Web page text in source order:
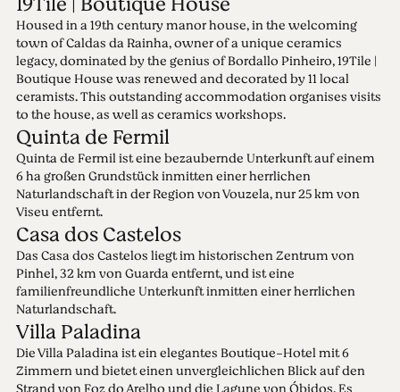
Housed in a 19th century manor house, in the welcoming
town of Caldas da Rainha, owner of a unique ceramics
legacy, dominated by the genius of Bordallo Pinheiro, 19Tile |
Boutique House was renewed and decorated by 11 local
ceramists. This outstanding accommodation organises visits
to the house, as well as ceramics workshops.
Quinta de Fermil
Quinta de Fermil ist eine bezaubernde Unterkunft auf einem
6 ha großen Grundstück inmitten einer herrlichen
Naturlandschaft in der Region von Vouzela, nur 25 km von
Viseu entfernt.
Casa dos Castelos
Das Casa dos Castelos liegt im historischen Zentrum von
Pinhel, 32 km von Guarda entfernt, und ist eine
familienfreundliche Unterkunft inmitten einer herrlichen
Naturlandschaft.
Villa Paladina
Die Villa Paladina ist ein elegantes Boutique-Hotel mit 6
Zimmern und bietet einen unvergleichlichen Blick auf den